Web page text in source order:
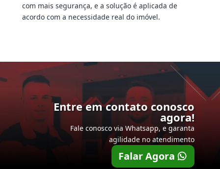
com mais segurança, e a solução é aplicada de
acordo com a necessidade real do imóvel.
Entre em contato conosco
agora!
Fale conosco via Whatsapp, e garanta
agilidade no atendimento
Falar Agora